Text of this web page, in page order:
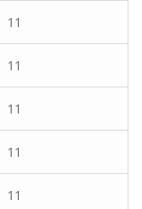
11
11
11
11
11